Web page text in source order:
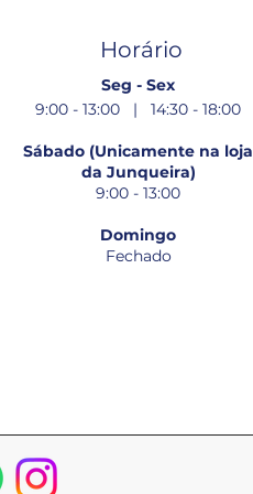
Horário
Seg - Sex
9:00 - 13:00 | 14:30 - 18:00
Sábado (Unicamente na loja
da Junqueira)
9:00 - 13:00
Domingo
Fechado